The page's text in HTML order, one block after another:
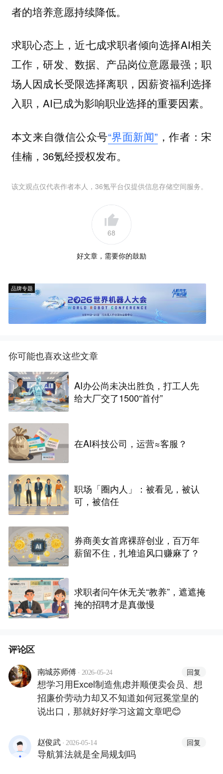
者的培养意愿持续降低。
求职心态上，近七成求职者倾向选择AI相关
工作，研发、数据、产品岗位意愿最强；职
场人因成长受限选择离职，因薪资福利选择
入职，AI已成为影响职业选择的重要因素。
本文来自微信公众号“界面新闻” ，作者：宋
佳楠，36氪经授权发布。
该文观点仅代表作者本人，36氪平台仅提供信息存储空间服务。
68
好文章，需要你的鼓励
品牌专题
你可能也喜欢这些文章
AI办公尚未决出胜负，打工人先
给大厂交了1500“首付”
在AI科技公司，运营≈客服？
职场「圈内人」：被看见，被认
可，被信任
券商美女首席裸辞创业，百万年
薪留不住，扎堆追风口赚麻了？
求职者问午休无关“教养”，遮遮掩
掩的招聘才是真傲慢
评论区
南城苏师傅 · 2026-05-24 回复
想学习用Excel制造焦虑并顺便卖会员、想
招廉价劳动力却又不知道如何冠冕堂皇的
说出口，那就好好学习这篇文章吧😊
赵俊武 · 2026-05-14 回复
导航算法就是全局规划吗